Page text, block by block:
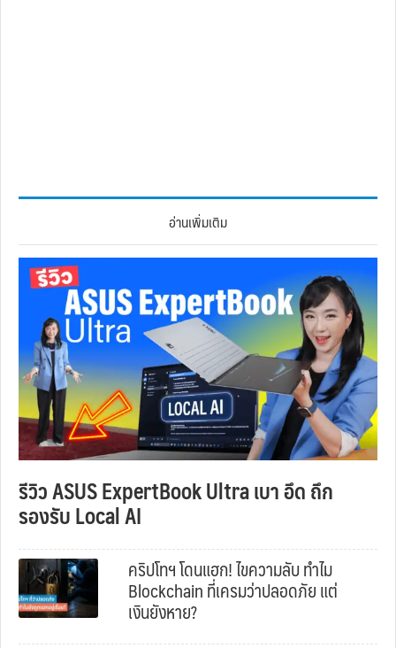
อ่านเพิ่มเติม
รีวิว ASUS ExpertBook Ultra เบา อึด ถึก
รองรับ Local AI
คริปโทฯ โดนแฮก! ไขความลับ ทำไม
Blockchain ที่เครมว่าปลอดภัย แต่
เงินยังหาย?